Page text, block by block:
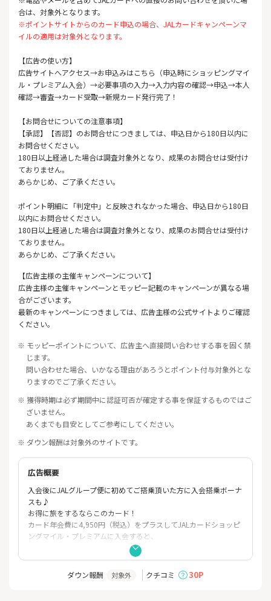
合は、対象外となります。
※ポイントサイトからのカード申込の場合、JALカードキャンペーンマ
イルの適用は対象外となります。
【広告の使い方】
広告サイトへアクセス→お申込みはこちら（申込時にショッピングマイ
ル・プレミアム入会）→必要事項の入力→入力内容の確認→申込→本人
確認→審査→カード受取→新規カード発行完了！
【お問合せについての注意事項】
【承認】【否認】のお問合せにつきましては、申込日から180日以内に
お問合せください。
180日以上経過した場合は調査対象外となり、成果のお問合せは受付け
ておりません。
あらかじめ、ご了承ください。
ポイント明細に「判定中」と反映されなかった場合、申込日から180日
以内にお問合せください。
180日以上経過した場合は調査対象外となり、成果のお問合せは受付け
ておりません。
あらかじめ、ご了承ください。
【広告主様の主催キャンペーンについて】
広告主様の主催キャンペーンとモッピー記載のキャンペーンが異なる場
合がございます。
最新のキャンペーンにつきましては、広告主様の公式サイトよりご確認
ください。
※ モッピーポイントについて、広告主へ直接問い合わせする事を固く禁
じます。
問い合わせた場合、いかなる理由があろうとポイント付与対象外とな
りますのでご了承ください。
※ 獲得時期は必ず期間中に認証可否が確定する事を保証するものではご
ざいません。
あくまでも目安としてご参考にしてください。
※ ダウン報酬は対象外のサイトです。
広告概要
入会後にJALグループ便に初めてご搭乗頂いた方に入会搭乗ボーナ
スも♪
お得に旅をするならこのカード！
カード年会費に4,950円（税込）をプラスしてJALカードショッピ
ングマイル・プレミアムに入会すると、
日常でのカードご利用分はもちろん、月々の定期的なお支払いで
もショッピングマイルが2倍たまり、得点交換
ダウン報酬
対象外 クチコミ 30P